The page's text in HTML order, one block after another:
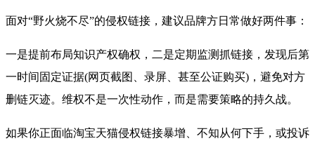
面对“野火烧不尽”的侵权链接，建议品牌方日常做好两件事：
一是提前布局知识产权确权，二是定期监测抓链接，发现后第
一时间固定证据(网页截图、录屏、甚至公证购买)，避免对方
删链灭迹。维权不是一次性动作，而是需要策略的持久战。
如果你正面临淘宝天猫侵权链接暴增、不知从何下手，或投诉